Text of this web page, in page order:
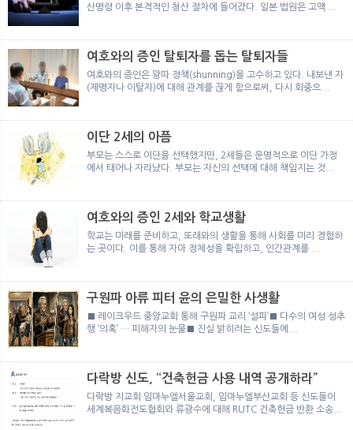
산명령 이후 본격적인 청산 절차에 들어갔다. 일본 법원은 고액 ...
여호와의 증인 탈퇴자를 돕는 탈퇴자들
여호와의 증인은 왕따 정책(shunning)을 고수하고 있다. 내보낸 자
(제명자나 이탈자)에 대해 관계를 끊게 함으로써, 다시 회중으...
이단 2세의 아픔
부모는 스스로 이단을 선택했지만, 2세들은 운명적으로 이단 가정
에서 태어나 자라났다. 부모는 자신의 선택에 대해 책임지는 것...
여호와의 증인 2세와 학교생활
학교는 미래를 준비하고, 또래와의 생활을 통해 사회를 미리 경험하
는 곳이다. 이를 통해 자아 정체성을 확립하고, 인간관계를 ...
구원파 아류 피터 윤의 은밀한 사생활
■ 레이크우드 중앙교회 통해 구원파 교리 ‘설파’■ 다수의 여성 성추
행 ‘의혹’ … 피해자의 눈물■ 진실 밝히려는 신도들에...
다락방 신도, “건축헌금 사용 내역 공개하라”
다락방 지교회 임마누엘서울교회, 임마누엘부산교회 등 신도들이
세계복음화전도협회와 류광수에 대해 RUTC 건축헌금 반환 소송...